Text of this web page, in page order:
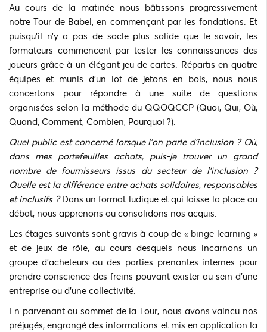
Au cours de la matinée nous bâtissons progressivement
notre Tour de Babel, en commençant par les fondations. Et
puisqu’il n’y a pas de socle plus solide que le savoir, les
formateurs commencent par tester les connaissances des
joueurs grâce à un élégant jeu de cartes. Répartis en quatre
équipes et munis d’un lot de jetons en bois, nous nous
concertons pour répondre à une suite de questions
organisées selon la méthode du QQOQCCP (Quoi, Qui, Où,
Quand, Comment, Combien, Pourquoi ?).
Quel public est concerné lorsque l’on parle d’inclusion ? Où,
dans mes portefeuilles achats, puis-je trouver un grand
nombre de fournisseurs issus du secteur de l’inclusion ?
Quelle est la différence entre achats solidaires, responsables
et inclusifs ?Dans un format ludique et qui laisse la place au
débat, nous apprenons ou consolidons nos acquis.
Les étages suivants sont gravis à coup de « binge learning »
et de jeux de rôle, au cours desquels nous incarnons un
groupe d’acheteurs ou des parties prenantes internes pour
prendre conscience des freins pouvant exister au sein d’une
entreprise ou d’une collectivité.
En parvenant au sommet de la Tour, nous avons vaincu nos
préjugés, engrangé des informations et mis en application la